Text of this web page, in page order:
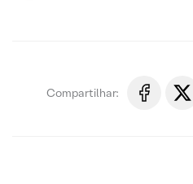
Compartilhar: